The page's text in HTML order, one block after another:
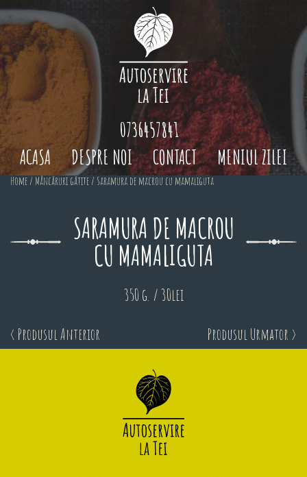
ACASA DESPRE NOI CONTACT MENIUL ZILEI
0736457841
Home / Mâncăruri gătite / Saramura de macrou cu mamaliguta
SARAMURA DE MACROU
CU MAMALIGUTA
350 g. / 30lei
< Produsul Anterior Produsul Urmator >